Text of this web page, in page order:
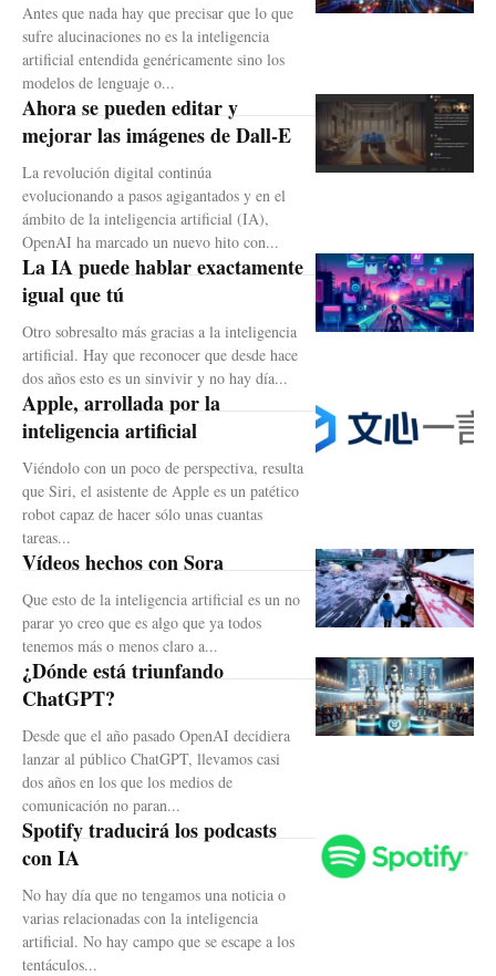
Antes que nada hay que precisar que lo que
sufre alucinaciones no es la inteligencia
artificial entendida genéricamente sino los
modelos de lenguaje o...
Ahora se pueden editar y
mejorar las imágenes de Dall-E
La revolución digital continúa
evolucionando a pasos agigantados y en el
ámbito de la inteligencia artificial (IA),
OpenAI ha marcado un nuevo hito con...
La IA puede hablar exactamente
igual que tú
Otro sobresalto más gracias a la inteligencia
artificial. Hay que reconocer que desde hace
dos años esto es un sinvivir y no hay día...
Apple, arrollada por la
inteligencia artificial
Viéndolo con un poco de perspectiva, resulta
que Siri, el asistente de Apple es un patético
robot capaz de hacer sólo unas cuantas
tareas...
Vídeos hechos con Sora
Que esto de la inteligencia artificial es un no
parar yo creo que es algo que ya todos
tenemos más o menos claro a...
¿Dónde está triunfando
ChatGPT?
Desde que el año pasado OpenAI decidiera
lanzar al público ChatGPT, llevamos casi
dos años en los que los medios de
comunicación no paran...
Spotify traducirá los podcasts
con IA
No hay día que no tengamos una noticia o
varias relacionadas con la inteligencia
artificial. No hay campo que se escape a los
tentáculos...